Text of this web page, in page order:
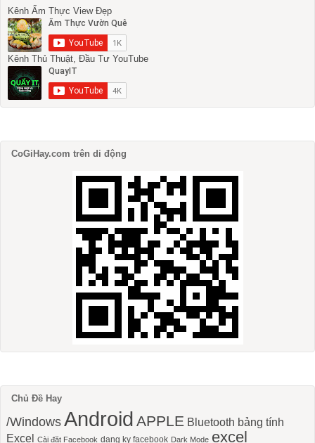
Kênh Ẩm Thực View Đẹp
Kênh Thủ Thuật, Đầu Tư YouTube
CoGiHay.com trên di động
Chủ Đề Hay
/Windows Android APPLE Bluetooth bảng tính
Excel Cài đặt Facebook dang ky facebook Dark Mode excel